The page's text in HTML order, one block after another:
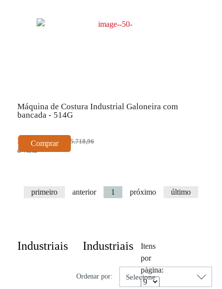
Máquina de Costura Industrial Galoneira com
bancada - 514G
R$ 5.147,06 R$ 5.718,96
à vista
Comprar
primeiro anterior 1 próximo último
Industriais Industriais
Ordenar por:
Itens
por
página: